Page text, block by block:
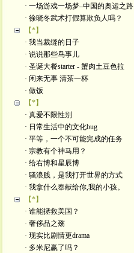
· 一场游戏一场梦–中国的奥运之路
· 徐晓冬武术打假算欺负人吗？
【*】
· 我当裁缝的日子
· 说说那些鸟事儿
· 圣诞大餐starter - 蟹肉土豆色拉
· 闲来无事 清茶一杯
· 做饭
【*】
· 真爱不限性别
· 日常生活中的文化bug
· 平等，一个不可能完成的任务
· 宗教有个神马用？
· 给右博和星辰博
· 骚浪贱，是我打开世界的方式
· 我拿什么奉献给你,我的小孩。
【*】
· 谁能拯救美国？
· 奢侈品之殇
· 现实比剧情更drama
· 多米尼赢了吗？